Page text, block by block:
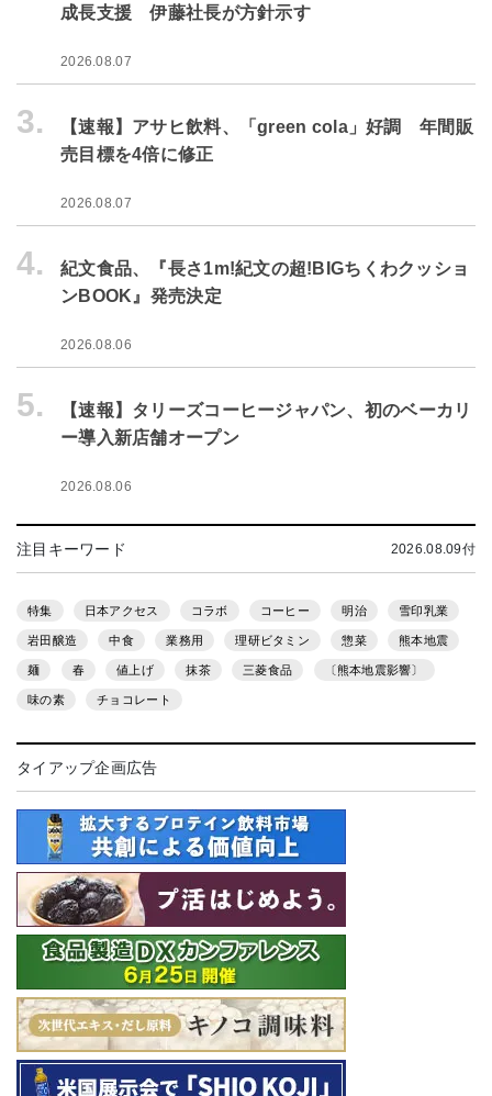
成長支援 伊藤社長が方針示す
2026.08.07
3.
【速報】アサヒ飲料、「green cola」好調 年間販
売目標を4倍に修正
2026.08.07
4.
紀文食品、『長さ1m!紀文の超!BIGちくわクッショ
ンBOOK』発売決定
2026.08.06
5.
【速報】タリーズコーヒージャパン、初のベーカリ
ー導入新店舗オープン
2026.08.06
注目キーワード 2026.08.09付
特集 日本アクセス コラボ コーヒー 明治 雪印乳業
岩田醸造 中食 業務用 理研ビタミン 惣菜 熊本地震
麺 春 値上げ 抹茶 三菱食品 〔熊本地震影響〕
味の素 チョコレート
タイアップ企画広告